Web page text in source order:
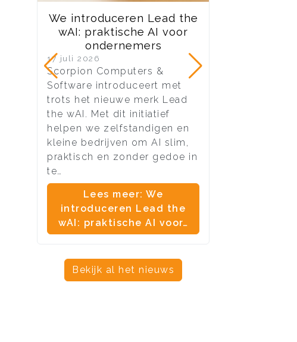
We introduceren Lead the
wAI: praktische AI voor
ondernemers
17 juli 2026
Scorpion Computers &
Software introduceert met
trots het nieuwe merk Lead
the wAI. Met dit initiatief
helpen we zelfstandigen en
kleine bedrijven om AI slim,
praktisch en zonder gedoe in
te…
Lees meer: We
introduceren Lead the
wAI: praktische AI voor…
Bekijk al het nieuws